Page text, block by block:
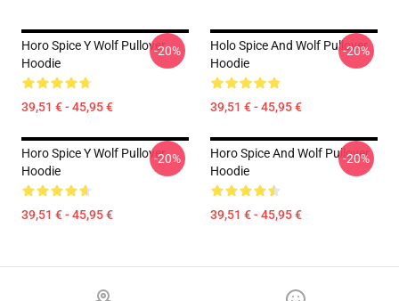
Horo Spice Y Wolf Pullover
Hoodie
39,51 € - 45,95 €
-20%
Holo Spice And Wolf Pullover
Hoodie
39,51 € - 45,95 €
-20%
Horo Spice Y Wolf Pullover
Hoodie
39,51 € - 45,95 €
-20%
Horo Spice And Wolf Pullover
Hoodie
39,51 € - 45,95 €
-20%